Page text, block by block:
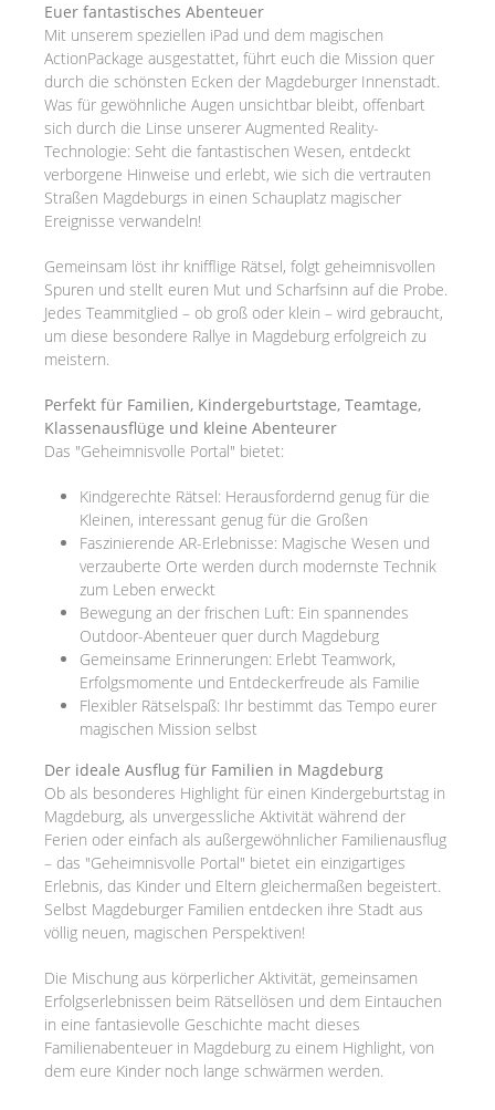
Euer fantastisches Abenteuer
Mit unserem speziellen iPad und dem magischen
ActionPackage ausgestattet, führt euch die Mission quer
durch die schönsten Ecken der Magdeburger Innenstadt.
Was für gewöhnliche Augen unsichtbar bleibt, offenbart
sich durch die Linse unserer Augmented Reality-
Technologie: Seht die fantastischen Wesen, entdeckt
verborgene Hinweise und erlebt, wie sich die vertrauten
Straßen Magdeburgs in einen Schauplatz magischer
Ereignisse verwandeln!
Gemeinsam löst ihr knifflige Rätsel, folgt geheimnisvollen
Spuren und stellt euren Mut und Scharfsinn auf die Probe.
Jedes Teammitglied – ob groß oder klein – wird gebraucht,
um diese besondere Rallye in Magdeburg erfolgreich zu
meistern.
Perfekt für Familien, Kindergeburtstage, Teamtage,
Klassenausflüge und kleine Abenteurer
Das "Geheimnisvolle Portal" bietet:
Kindgerechte Rätsel: Herausfordernd genug für die
Kleinen, interessant genug für die Großen
Faszinierende AR-Erlebnisse: Magische Wesen und
verzauberte Orte werden durch modernste Technik
zum Leben erweckt
Bewegung an der frischen Luft: Ein spannendes
Outdoor-Abenteuer quer durch Magdeburg
Gemeinsame Erinnerungen: Erlebt Teamwork,
Erfolgsmomente und Entdeckerfreude als Familie
Flexibler Rätselspaß: Ihr bestimmt das Tempo eurer
magischen Mission selbst
Der ideale Ausflug für Familien in Magdeburg
Ob als besonderes Highlight für einen Kindergeburtstag in
Magdeburg, als unvergessliche Aktivität während der
Ferien oder einfach als außergewöhnlicher Familienausflug
– das "Geheimnisvolle Portal" bietet ein einzigartiges
Erlebnis, das Kinder und Eltern gleichermaßen begeistert.
Selbst Magdeburger Familien entdecken ihre Stadt aus
völlig neuen, magischen Perspektiven!
Die Mischung aus körperlicher Aktivität, gemeinsamen
Erfolgserlebnissen beim Rätsellösen und dem Eintauchen
in eine fantasievolle Geschichte macht dieses
Familienabenteuer in Magdeburg zu einem Highlight, von
dem eure Kinder noch lange schwärmen werden.